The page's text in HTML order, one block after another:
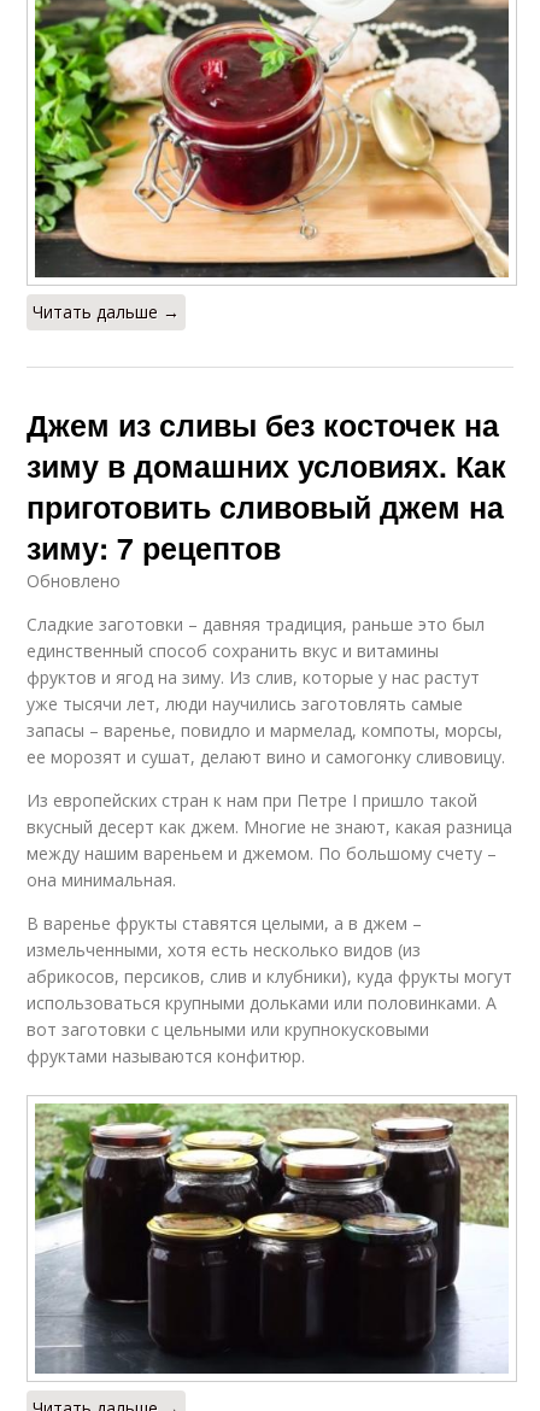
Читать дальше →
Джем из сливы без косточек на
зиму в домашних условиях. Как
приготовить сливовый джем на
зиму: 7 рецептов
Обновлено
Сладкие заготовки – давняя традиция, раньше это был
единственный способ сохранить вкус и витамины
фруктов и ягод на зиму. Из слив, которые у нас растут
уже тысячи лет, люди научились заготовлять самые
запасы – варенье, повидло и мармелад, компоты, морсы,
ее морозят и сушат, делают вино и самогонку сливовицу.
Из европейских стран к нам при Петре I пришло такой
вкусный десерт как джем. Многие не знают, какая разница
между нашим вареньем и джемом. По большому счету –
она минимальная.
В варенье фрукты ставятся целыми, а в джем –
измельченными, хотя есть несколько видов (из
абрикосов, персиков, слив и клубники), куда фрукты могут
использоваться крупными дольками или половинками. А
вот заготовки с цельными или крупнокусковыми
фруктами называются конфитюр.